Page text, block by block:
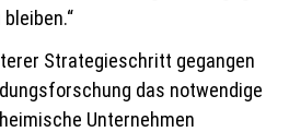
Strategieschritt gegangen
das notwendige
Unternehmen